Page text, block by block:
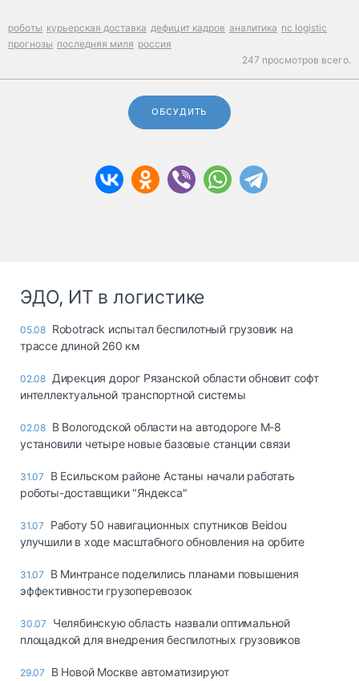
роботы курьерская доставка дефицит кадров аналитика nc logistic
прогнозы последняя миля россия
247 просмотров всего.
ОБСУДИТЬ
ЭДО, ИТ в логистике
05.08 Robotrack испытал беспилотный грузовик на
трассе длиной 260 км
02.08 Дирекция дорог Рязанской области обновит софт
интеллектуальной транспортной системы
02.08 В Вологодской области на автодороге М-8
установили четыре новые базовые станции связи
31.07
В Есильском районе Астаны начали работать
роботы-доставщики "Яндекса"
31.07
Работу 50 навигационных спутников Beidou
улучшили в ходе масштабного обновления на орбите
31.07
В Минтрансе поделились планами повышения
эффективности грузоперевозок
30.07
Челябинскую область назвали оптимальной
площадкой для внедрения беспилотных грузовиков
29.07
В Новой Москве автоматизируют